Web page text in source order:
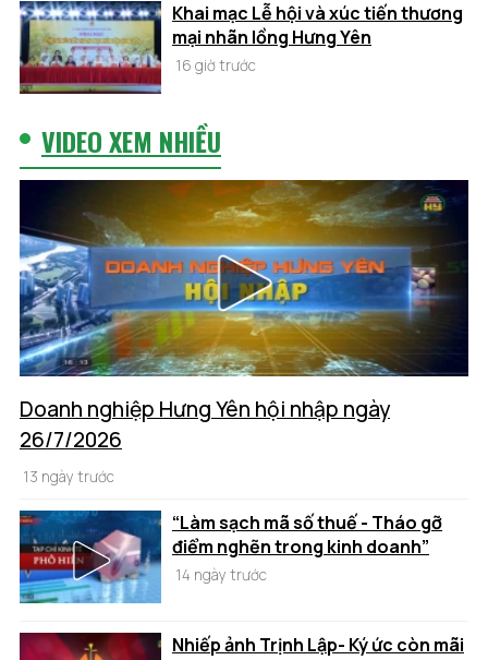
Khai mạc Lễ hội và xúc tiến thương
mại nhãn lồng Hưng Yên
16 giờ trước
VIDEO XEM NHIỀU
Doanh nghiệp Hưng Yên hội nhập ngày
26/7/2026
13 ngày trước
“Làm sạch mã số thuế - Tháo gỡ
điểm nghẽn trong kinh doanh”
14 ngày trước
Nhiếp ảnh Trịnh Lập- Ký ức còn mãi